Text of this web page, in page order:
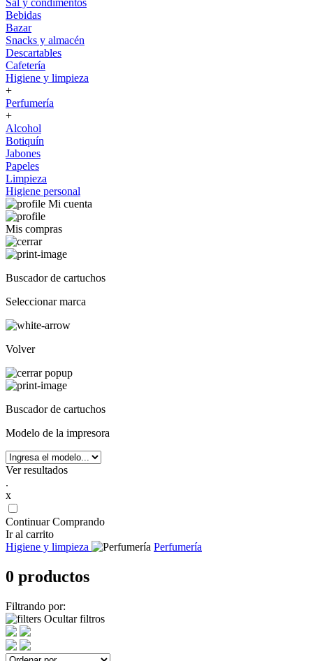
Sal y condimentos
Bebidas
Bazar
Snacks y almacén
Descartables
Cafetería
Higiene y limpieza
+
Perfumería
+
Alcohol
Botiquín
Jabones
Papeles
Limpieza
Higiene personal
Mi cuenta
Mis compras
Buscador de cartuchos
Seleccionar marca
Volver
Buscador de cartuchos
Modelo de la impresora
Ver resultados
.
x
Continuar Comprando
Ir al carrito
Higiene y limpieza
Perfumería
0 productos
Filtrando por:
Ocultar filtros